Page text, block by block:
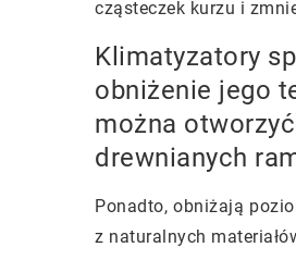
cząsteczek kurzu i
Klimatyzatory
obniżenie jego
można
drewnianych
Ponadto, obniżają
z naturalnych